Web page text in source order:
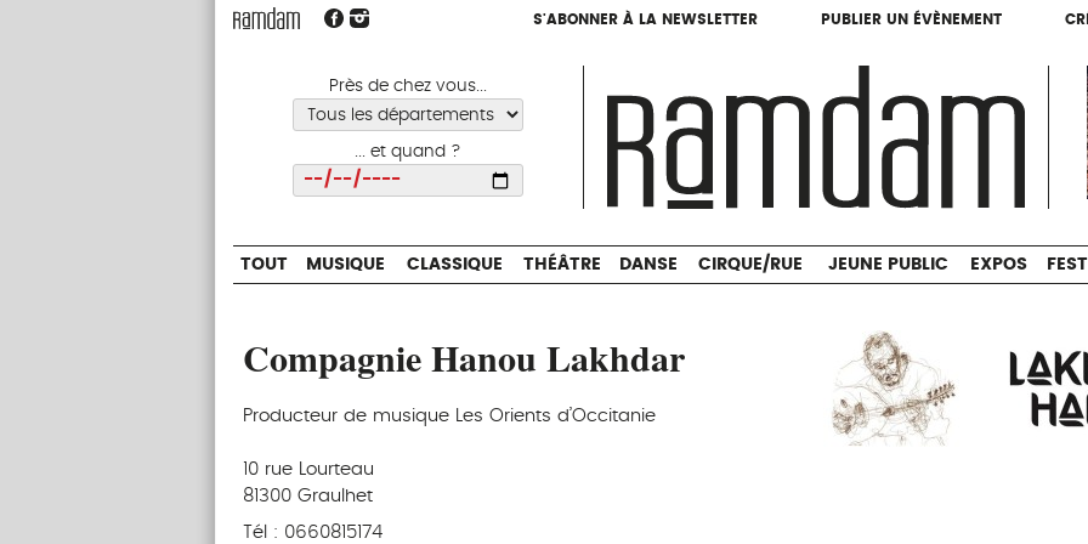
S'ABONNER À LA NEWSLETTER PUBLIER UN ÉVÈNEMENT
Près de chez vous...
... et quand ?
S'ABONNER À LA NEWSLETTER PUBLIER UN ÉVÈNEMENT
CIRQUE/RUE JEUNE PUBLIC
TOUT MUSIQUE CLASSIQUE THÉÂTRE DANSE CIRQUE/RUE JEUNE PUBLIC EXPOS
Compagnie Hanou Lakhdar
Producteur de musique Les Orients d’Occitanie
10 rue Lourteau
81300 Graulhet
Tél : 0660815174